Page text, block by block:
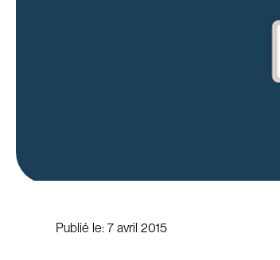
Publié le: 7 avril 2015